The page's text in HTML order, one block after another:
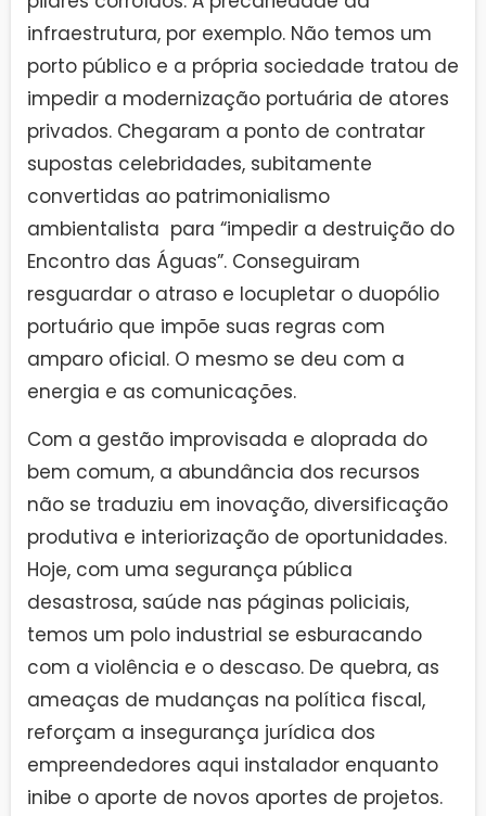
infraestrutura, por exemplo. Não temos um
porto público e a própria sociedade tratou de
impedir a modernização portuária de atores
privados. Chegaram a ponto de contratar
supostas celebridades, subitamente
convertidas ao patrimonialismo
ambientalista para “impedir a destruição do
Encontro das Águas”. Conseguiram
resguardar o atraso e locupletar o duopólio
portuário que impõe suas regras com
amparo oficial. O mesmo se deu com a
energia e as comunicações.
Com a gestão improvisada e aloprada do
bem comum, a abundância dos recursos
não se traduziu em inovação, diversificação
produtiva e interiorização de oportunidades.
Hoje, com uma segurança pública
desastrosa, saúde nas páginas policiais,
temos um polo industrial se esburacando
com a violência e o descaso. De quebra, as
ameaças de mudanças na política fiscal,
reforçam a insegurança jurídica dos
empreendedores aqui instalador enquanto
inibe o aporte de novos aportes de projetos.